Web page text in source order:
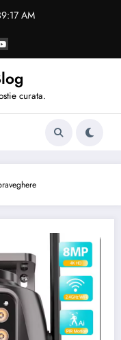
AM
curata.